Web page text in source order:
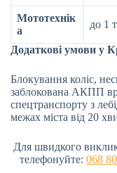
Мототехнік
а
до 1 т
Додаткові умови у
Блокування коліс,
заблокована АКПП
спецтранспорту з
межах міста від 20
Для швидкого
телефонуйте: 068